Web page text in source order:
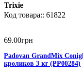
Trixie
61822
69.00грн
Padovan GrandMix
кроликов 3 кг (PP00284)